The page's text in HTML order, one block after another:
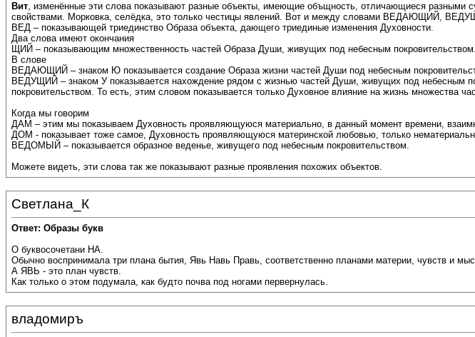
Вит, изменённые эти слова показывают разные объекты, имеющие объщность, отличающиеся разными
свойствами. Морковка, селёдка, это только честицы явлений. Вот и между словами ВЕДАЮЩИЙ,
ВЕД – показывающей триединство Образа объекта, дающего триединые изменения Духовности.
Два слова имеют окончания
ЩИЙ – показывающим множественность частей Образа Души, живущих под небесным покровительством.
В слове
ВЕДАЮЩИЙ – знаком Ю показывается создание Образа жизни частей Души под небесным
ВЕДУЩИЙ – знаком У показывается нахождение рядом с жизнью частей Души, живущих под небесным
покровительством. То есть, этим словом показывается только Духовное влияние на жизнь множества
Когда мы говорим
ДАМ – этим мы показываем Духовность проявляющуюся материально, в данный момент времени,
ДОМ - показывает тоже самое, Духовность проявляющуюся материнской любовью, только
ВЕДОМЫЙ – показывается образное веденье, живущего под небесным покровительством.
Можете видеть, эти слова так же показывают разные проявления похожих объектов.
Светлана_К
Ответ: Образы букв
О буквосочетани НА.
Обычно воспринимала три плана бытия, Явь Навь Правь, соответственно планами материи, чувств и
А ЯВЬ - это план чувств.
Как только о этом подумала, как будто почва под ногами первернулась.
владомиръ